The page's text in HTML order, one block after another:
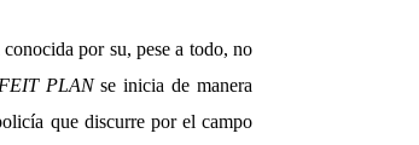
por su, pese a todo, no
PLANse inicia de manera
que discurre por el campo